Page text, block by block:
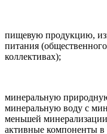
пищевую продукцию,
питания
коллективах);
минеральную
минеральную воду с
меньшей
активные компоненты в